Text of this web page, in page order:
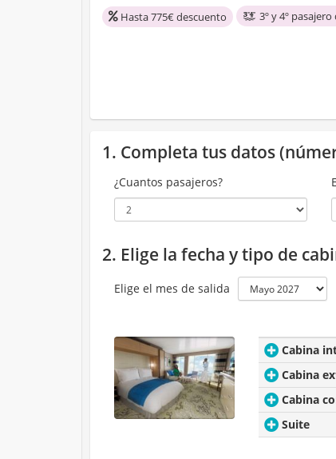
Hasta 775€ descuento 3º y 4º
1. Completa tus datos
¿Cuantos pasajeros?
2. Elige la fecha y tipo de
Elige el mes de salida
Cabina
Cabina
Cabina
Suite